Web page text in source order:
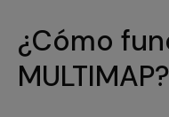
¿Cómo
MULTIMAP?